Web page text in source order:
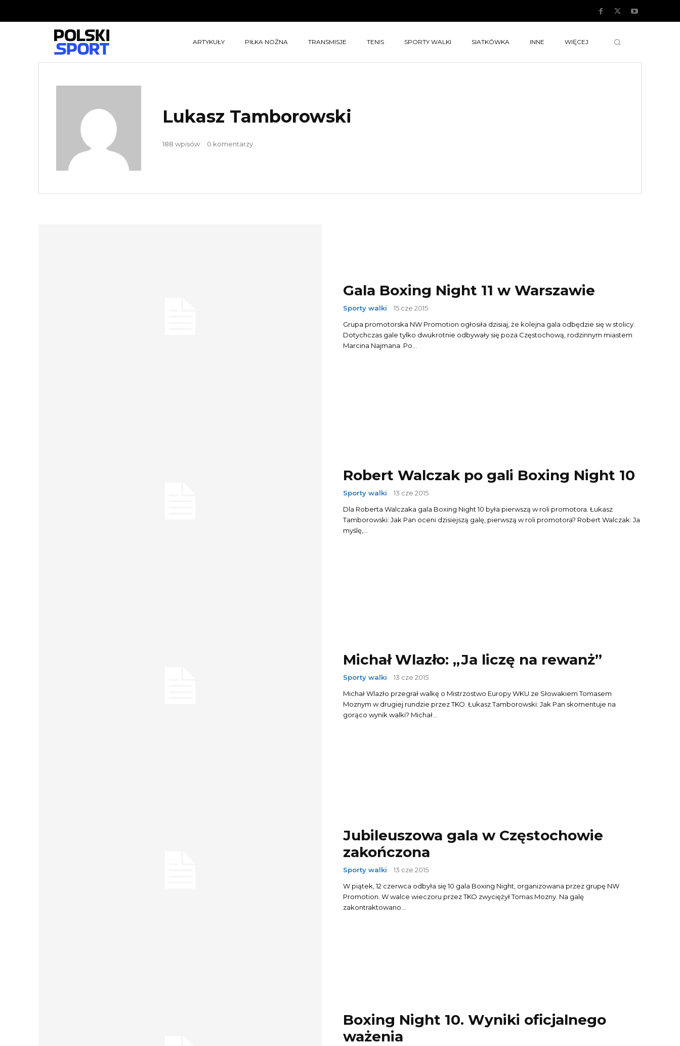
ARTYKUŁY PIŁKA NOŻNA TRANSMISJE TENIS SPORTY WALKI SIATKÓWKA INNE WIĘCEJ
Lukasz Tamborowski
188 wpisów 0 komentarzy
Gala Boxing Night 11 w Warszawie
Sporty walki
15 cze 2015
Grupa promotorska NW Promotion ogłosiła dzisiaj, że kolejna gala odbędzie się w stolicy.
Dotychczas gale tylko dwukrotnie odbywały się poza Częstochową, rodzinnym miastem
Marcina Najmana. Po...
Robert Walczak po gali Boxing Night 10
Sporty walki
13 cze 2015
Dla Roberta Walczaka gala Boxing Night 10 była pierwszą w roli promotora. Łukasz
Tamborowski: Jak Pan oceni dzisiejszą galę, pierwszą w roli promotora? Robert Walczak: Ja
myślę,...
Michał Wlazło: „Ja liczę na rewanż”
Sporty walki
13 cze 2015
Michał Wlazło przegrał walkę o Mistrzostwo Europy WKU ze Słowakiem Tomasem
Moznym w drugiej rundzie przez TKO. Łukasz Tamborowski: Jak Pan skomentuje na
gorąco wynik walki? Michał...
Jubileuszowa gala w Częstochowie
zakończona
Sporty walki
13 cze 2015
W piątek, 12 czerwca odbyła się 10 gala Boxing Night, organizowana przez grupę NW
Promotion. W walce wieczoru przez TKO zwyciężył Tomas Mozny. Na galę
zakontraktowano...
Boxing Night 10. Wyniki oficjalnego
ważenia